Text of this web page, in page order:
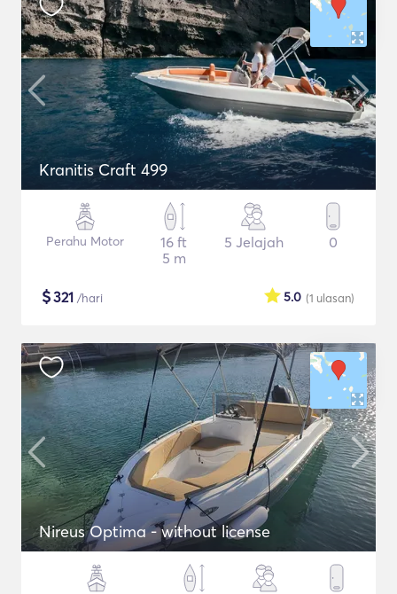
Kranitis Craft 499
Perahu Motor
16 ft
5 m
5 Jelajah 0
$321 /hari (1 ulasan)
5.0
Nireus Optima - without license